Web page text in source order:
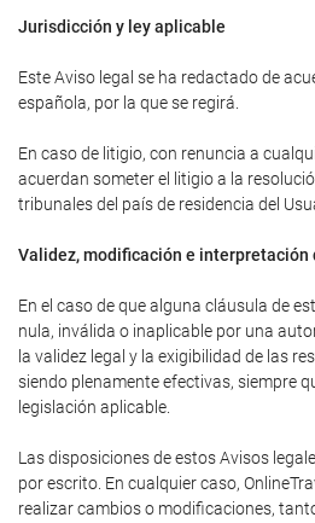
Jurisdicción y ley aplicable
Este Aviso legal se ha redactado de
española, por la que se regirá.
En caso de litigio, con renuncia a
acuerdan someter el litigio a la
tribunales del país de residencia del
Validez, modificación e interpretación
En el caso de que alguna cláusula de
nula, inválida o inaplicable por una
la validez legal y la exigibilidad de las
siendo plenamente efectivas, siempre
legislación aplicable.
Las disposiciones de estos Avisos
por escrito. En cualquier caso,
realizar cambios o modificaciones,